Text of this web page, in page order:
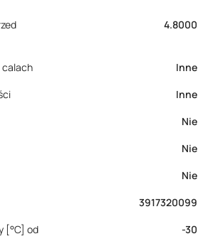
4.8000
calach
Inne
Inne
Nie
Nie
Nie
3917320099
[°C] od
-30